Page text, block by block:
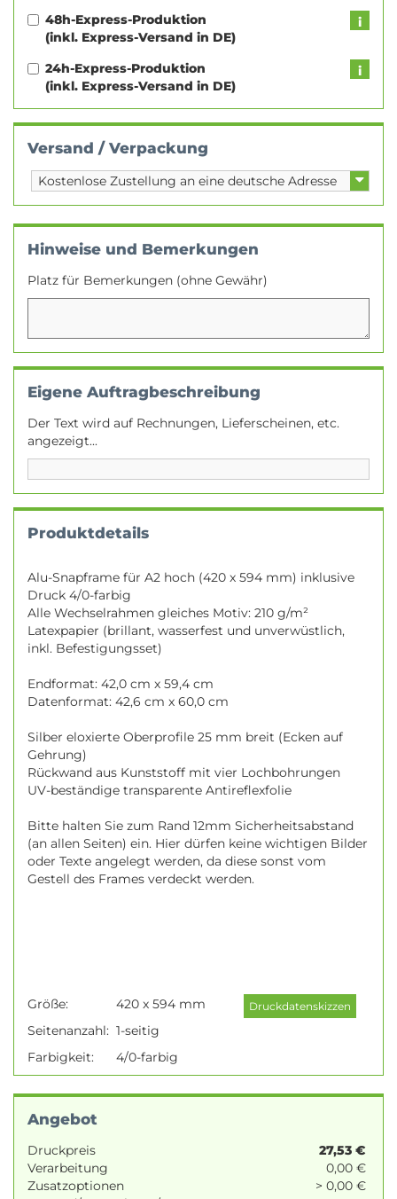
48h-Express-Produktion
(inkl. Express-Versand in DE)
24h-Express-Produktion
(inkl. Express-Versand in DE)
Versand / Verpackung
Hinweise und Bemerkungen
Platz für Bemerkungen (ohne Gewähr)
Eigene Auftragbeschreibung
Der Text wird auf Rechnungen, Lieferscheinen, etc.
angezeigt...
Produktdetails
Alu-Snapframe für A2 hoch (420 x 594 mm) inklusive
Druck 4/0-farbig
Alle Wechselrahmen gleiches Motiv: 210 g/m²
Latexpapier (brillant, wasserfest und unverwüstlich,
inkl. Befestigungsset)
Endformat: 42,0 cm x 59,4 cm
Datenformat: 42,6 cm x 60,0 cm
Silber eloxierte Oberprofile 25 mm breit (Ecken auf
Gehrung)
Rückwand aus Kunststoff mit vier Lochbohrungen
UV-beständige transparente Antireflexfolie
Bitte halten Sie zum Rand 12mm Sicherheitsabstand
(an allen Seiten) ein. Hier dürfen keine wichtigen Bilder
oder Texte angelegt werden, da diese sonst vom
Gestell des Frames verdeckt werden.
Größe:
420 x 594 mm
Seitenanzahl: 1-seitig
Farbigkeit:
4/0-farbig
Angebot
Druckpreis 27,53 €
Verarbeitung
0,00 €
Zusatzoptionen
> 0,00 €